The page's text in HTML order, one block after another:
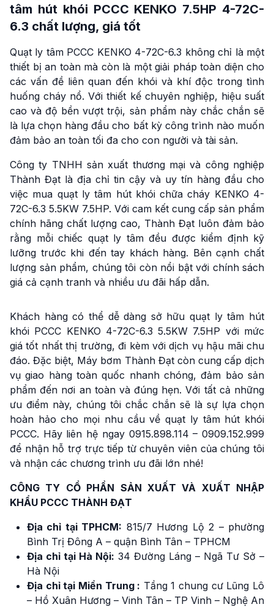
tâm hút khói PCCC KENKO 7.5HP 4-72C-
6.3 chất lượng, giá tốt
Quạt ly tâm PCCC KENKO 4-72C-6.3 không chỉ là một
thiết bị an toàn mà còn là một giải pháp toàn diện cho
các vấn đề liên quan đến khói và khí độc trong tình
huống cháy nổ. Với thiết kế chuyên nghiệp, hiệu suất
cao và độ bền vượt trội, sản phẩm này chắc chắn sẽ
là lựa chọn hàng đầu cho bất kỳ công trình nào muốn
đảm bảo an toàn tối đa cho con người và tài sản.
Công ty TNHH sản xuất thương mại và công nghiệp
Thành Đạt là địa chỉ tin cậy và uy tín hàng đầu cho
việc mua quạt ly tâm hút khói chữa cháy KENKO 4-
72C-6.3 5.5KW 7.5HP. Với cam kết cung cấp sản phẩm
chính hãng chất lượng cao, Thành Đạt luôn đảm bảo
rằng mỗi chiếc quạt ly tâm đều được kiểm định kỹ
lưỡng trước khi đến tay khách hàng. Bên cạnh chất
lượng sản phẩm, chúng tôi còn nổi bật với chính sách
giá cả cạnh tranh và nhiều ưu đãi hấp dẫn.
Khách hàng có thể dễ dàng sở hữu quạt ly tâm hút
khói PCCC KENKO 4-72C-6.3 5.5KW 7.5HP với mức
giá tốt nhất thị trường, đi kèm với dịch vụ hậu mãi chu
đáo. Đặc biệt, Máy bơm Thành Đạt còn cung cấp dịch
vụ giao hàng toàn quốc nhanh chóng, đảm bảo sản
phẩm đến nơi an toàn và đúng hẹn. Với tất cả những
ưu điểm này, chúng tôi chắc chắn sẽ là sự lựa chọn
hoàn hảo cho mọi nhu cầu về quạt ly tâm hút khói
PCCC. Hãy liên hệ ngay 0915.898.114 – 0909.152.999
để nhận hỗ trợ trực tiếp từ chuyên viên của chúng tôi
và nhận các chương trình ưu đãi lớn nhé!
CÔNG TY CỔ PHẦN SẢN XUẤT VÀ XUẤT NHẬP
KHẨU PCCC THÀNH ĐẠT
Địa chỉ tại TPHCM: 815/7 Hương Lộ 2 – phường
Bình Trị Đông A – quận Bình Tân – TPHCM
Địa chỉ tại Hà Nội: 34 Đường Láng – Ngã Tư Sở –
Hà Nội
Địa chỉ tại Miền Trung : Tầng 1 chung cư Lũng Lô
– Hồ Xuân Hương – Vinh Tân – TP Vinh – Nghệ An